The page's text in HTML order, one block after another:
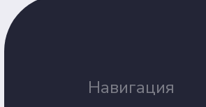
Навигация
Главная
Новости
Форумная кампания